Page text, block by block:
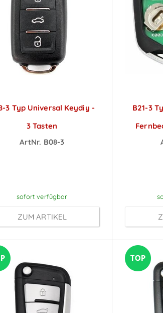
3 Typ Universal Keydiy -
3 Tasten
ArtNr. B08-3
sofort verfügbar
ZUM ARTIKEL
B21-3